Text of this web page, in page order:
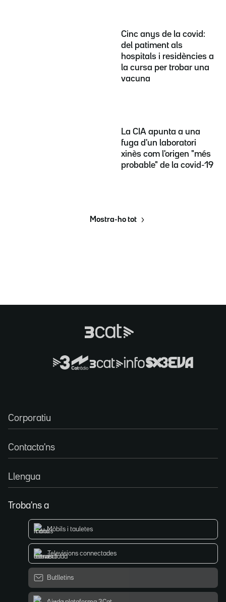
Cinc anys de la covid:
del patiment als
hospitals i residències a
la cursa per trobar una
vacuna
La CIA apunta a una
fuga d'un laboratori
xinès com l'origen "més
probable" de la covid-19
Mostra-ho tot
Corporatiu
Contacta'ns
Llengua
Troba'ns a
Mòbils i tauletes
Televisions connectades
Butlletins